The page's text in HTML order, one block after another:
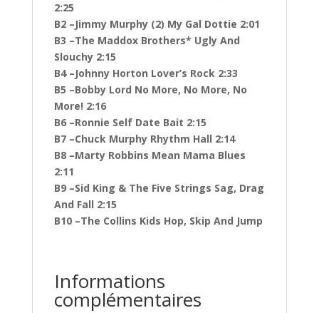
2:25
B2 –Jimmy Murphy (2) My Gal Dottie 2:01
B3 –The Maddox Brothers* Ugly And
Slouchy 2:15
B4 –Johnny Horton Lover’s Rock 2:33
B5 –Bobby Lord No More, No More, No
More! 2:16
B6 –Ronnie Self Date Bait 2:15
B7 –Chuck Murphy Rhythm Hall 2:14
B8 –Marty Robbins Mean Mama Blues
2:11
B9 –Sid King & The Five Strings Sag, Drag
And Fall 2:15
B10 –The Collins Kids Hop, Skip And Jump
Informations
complémentaires